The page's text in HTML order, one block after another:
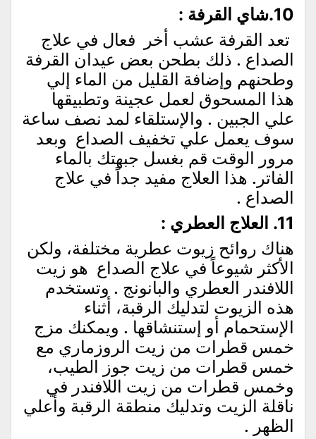
10.شاي القرفة
:
تعد القرفة عشب أخر فعال في علاج
الصداع . ذلك بطحن بعض عيدان القرفة
وطحنهم وإضافة القليل من الماء إلي
هذا المسحوق لعمل عجينة وتطبيقها
علي الجبين . والإستلقاء لمد نصف ساعة
سوف يعمل علي تخفيف الصداع وبعد
مرور الوقت قم بغسل جبهتك بالماء
الفاتر. هذا العلاج مفيد جداً في علاج
الصداع .
11. العلاج العطري :
هناك روائح زيوت عطرية مختلفة، ولكن
الأكثر شيوعاً في علاج الصداع هو زيت
اللافندر العطري والبانونج . وتستخدم
هذه الزيوت لتدليك الرقبة، أثناء
الإستحمام أو إستنشاقها . ويمكنك مزج
خمس قطرات من زيت الروزماري مع
خمس قطرات من زيت جوز الطيب،
وخمس قطرات من زيت اللافندر في
ناقلة الزيت وتدليك منطقة الرقبة وأعلي
الظهر .